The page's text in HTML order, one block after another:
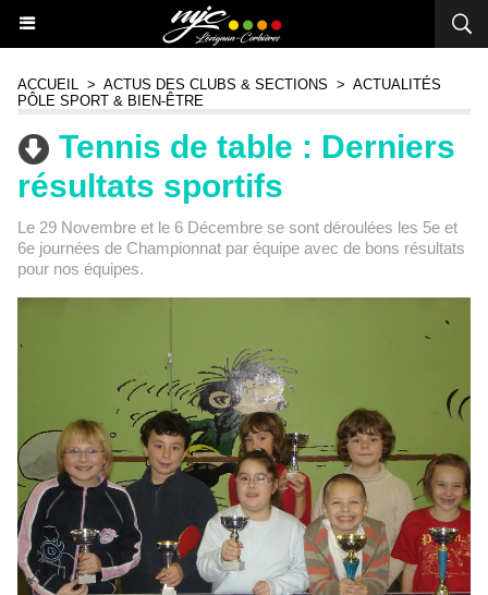
ACCUEIL > ACTUS DES CLUBS & SECTIONS > ACTUALITÉS
PÔLE SPORT & BIEN-ÊTRE
Tennis de table : Derniers
résultats sportifs
Le 29 Novembre et le 6 Décembre se sont déroulées les 5e et
6e journées de Championnat par équipe avec de bons résultats
pour nos équipes.